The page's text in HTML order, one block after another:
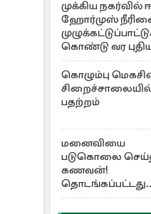
முக்கிய நகர்வில்
ஹோர்முஸ்
கொண்டு வர
சட்டமூலம்
கொழும்பு
பதற்றம்
மனைவியை
படுகொலை
கணவன்!
தொடங்கப்பட்டது
விசாரணை